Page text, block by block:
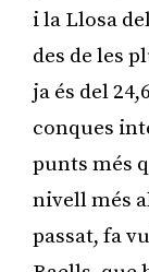
i la Llosa
des de les
ja és del
conques
punts més
nivell més
passat, fa